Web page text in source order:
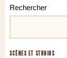
Rechercher
SCÈNES ET STUDIOS